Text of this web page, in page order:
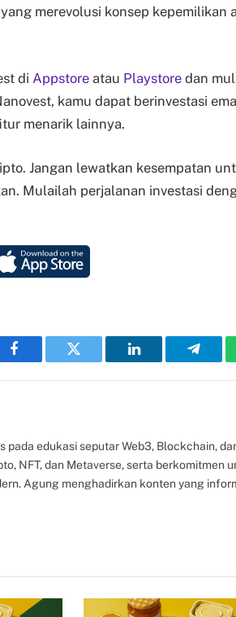
merevolusi konsep kepemilikan
di Appstore atau Playstore dan
kamu dapat berinvestasi
menarik lainnya.
Jangan lewatkan kesempatan
Mulailah perjalanan investasi
Facebook Twitter LinkedIn
edukasi seputar Web3, Blockchain,
NFT, dan Metaverse, serta berkomitmen
Agung menghadirkan konten yang